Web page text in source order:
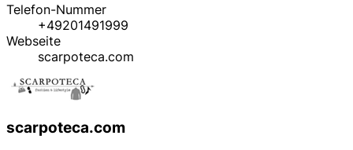
Telefon-Nummer
+49201491999
Webseite
scarpoteca.com
scarpoteca.com